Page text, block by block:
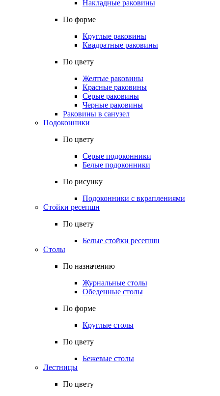
Накладные раковины
По форме
Круглые раковины
Квадратные раковины
По цвету
Желтые раковины
Красные раковины
Серые раковины
Черные раковины
Раковины в санузел
Подоконники
По цвету
Серые подоконники
Белые подоконники
По рисунку
Подоконники с вкраплениями
Стойки ресепшн
По цвету
Белые стойки ресепшн
Столы
По назначению
Журнальные столы
Обеденные столы
По форме
Круглые столы
По цвету
Бежевые столы
Лестницы
По цвету